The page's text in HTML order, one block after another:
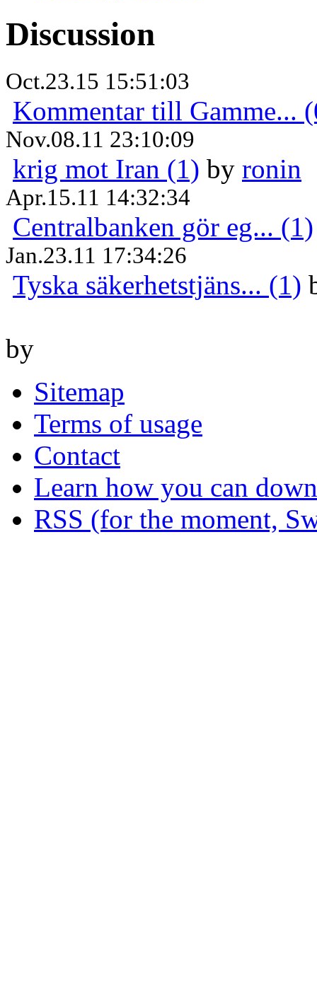
Discussion
Oct.23.15 15:51:03
Kommentar till Gamme...
Nov.08.11 23:10:09
krig mot Iran (1) by ronin
Apr.15.11 14:32:34
Centralbanken gör eg... (1)
Jan.23.11 17:34:26
Tyska säkerhetstjäns... (1)
by
Sitemap
Terms of usage
Contact
Learn how you can
RSS (for the moment,